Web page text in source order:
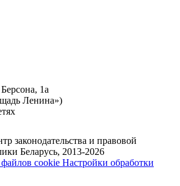
1а
Ленина»)
законодательства и правовой
Беларусь, 2013-2026
cookie Настройки обработки